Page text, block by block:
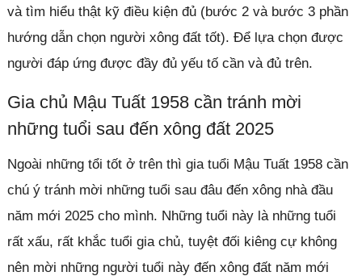
và tìm hiểu thật kỹ điều kiện đủ (bước 2 và bước 3 phần
hướng dẫn chọn người xông đất tốt). Để lựa chọn được
người đáp ứng được đầy đủ yếu tố cần và đủ trên.
Gia chủ Mậu Tuất 1958 cần tránh mời
những tuổi sau đến xông đất 2025
Ngoài những tổi tốt ở trên thì gia tuổi Mậu Tuất 1958 cần
chú ý tránh mời những tuổi sau đâu đến xông nhà đầu
năm mới 2025 cho mình. Những tuổi này là những tuổi
rất xấu, rất khắc tuổi gia chủ, tuyệt đối kiêng cự không
nên mời những người tuổi này đến xông đất năm mới